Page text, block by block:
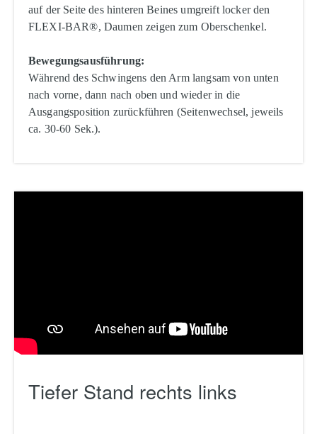
auf der Seite des hinteren Beines umgreift locker den
FLEXI-BAR®, Daumen zeigen zum Oberschenkel.
Bewegungsausführung:
Während des Schwingens den Arm langsam von unten
nach vorne, dann nach oben und wieder in die
Ausgangsposition zurückführen (Seitenwechsel, jeweils
ca. 30-60 Sek.).
Tiefer Stand rechts links